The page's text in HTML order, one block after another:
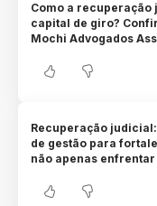
Como a
capital de giro?
Mochi Advogados
Recuperação
de gestão para
não apenas